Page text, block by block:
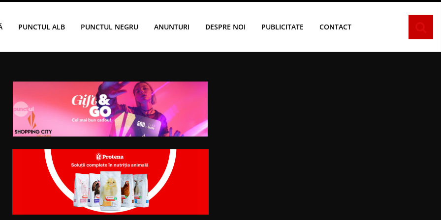
PUNCTUL ALB PUNCTUL NEGRU ANUNTURI DESPRE NOI PUBLICITATE CONTACT